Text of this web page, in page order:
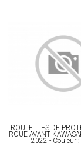
ROULETTES DE
ROUE AVANT
2022 - Couleur